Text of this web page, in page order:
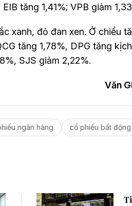
tăng 1,41%; VPB giảm
xanh, đỏ đan xen. Ở chiều
tăng 1,78%, DPG tăng
SJS giảm 2,22%.
Văn
ngân hàng cổ phiếu bất động